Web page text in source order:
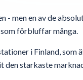
men en av de
som förbluffar många.
i Finland,
den starkaste